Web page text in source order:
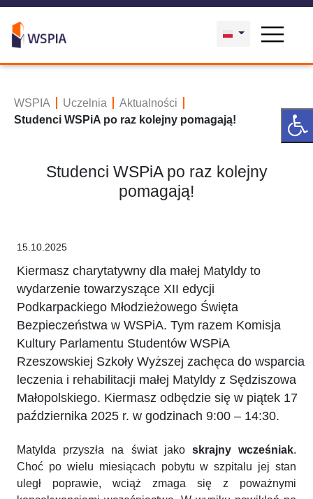
WSPIA Uczelnia
Aktualności
Studenci WSPiA po raz kolejny pomagają!
Studenci WSPiA po raz kolejny
pomagają!
15.10.2025
Kiermasz charytatywny dla małej Matyldy to
wydarzenie towarzyszące XII edycji
Podkarpackiego Młodzieżowego Święta
Bezpieczeństwa w WSPiA. Tym razem Komisja
Kultury Parlamentu Studentów WSPiA
Rzeszowskiej Szkoły Wyższej zachęca do wsparcia
leczenia i rehabilitacji małej Matyldy z Sędziszowa
Małopolskiego. Kiermasz odbędzie się w piątek 17
października 2025 r. w godzinach 9:00 – 14:30.
Matylda przyszła na świat jako skrajny wcześniak.
Choć po wielu miesiącach pobytu w szpitalu jej stan
uległ poprawie, wciąż zmaga się z poważnymi